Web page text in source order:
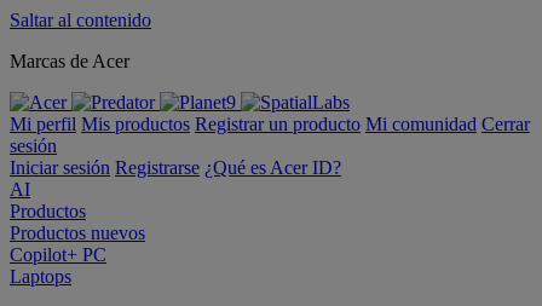
Saltar al contenido
Marcas de Acer
Mi perfil Mis productos Registrar un producto Mi comunidad Cerrar
sesión
Iniciar sesión Registrarse ¿Qué es Acer ID?
AI
Productos
Productos nuevos
Copilot+ PC
Laptops